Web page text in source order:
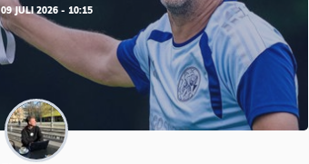
09 JULI 2026 - 10:15